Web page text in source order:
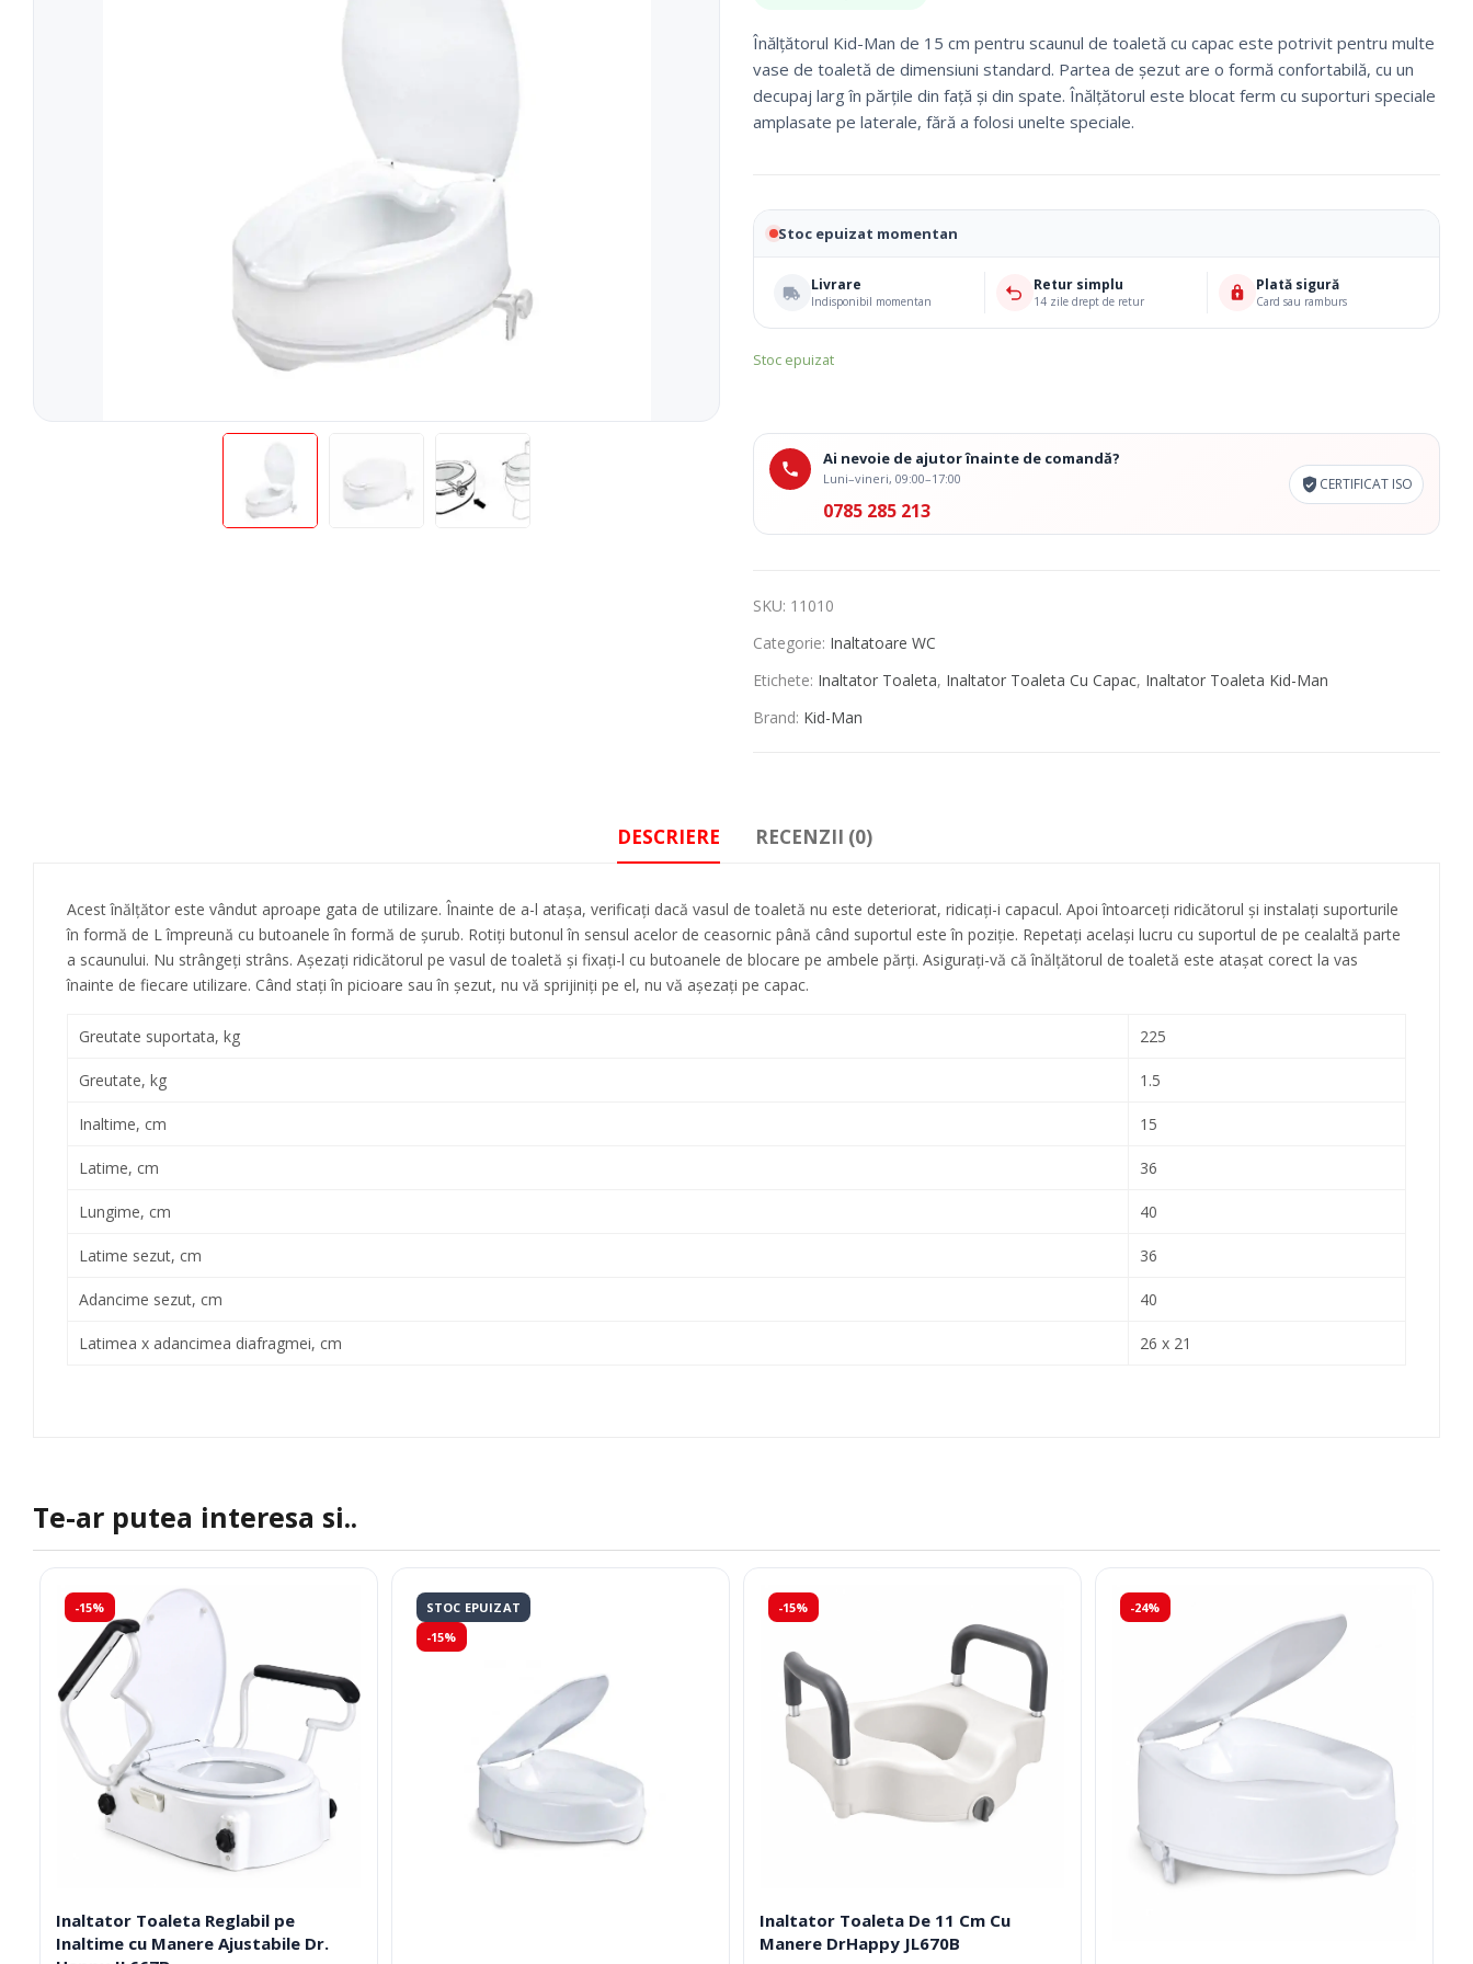
Rampe
Accesorii Dispozitive
Echipamente Pentru Cabinet/Salon Recuperare Si Reabilitare Medicala Mobilier Cabinete Medicale
Produse Pentru Mama Si Bebe Consumabile Medicale
Teste Rapide De Autotestare Resigilate
fost:
200,00 lei.
179,00 lei.
Înălțătorul Kid-Man de 15 cm pentru scaunul de toaletă cu capac este potrivit pentru multe
vase de toaletă de dimensiuni standard. Partea de șezut are o formă confortabilă, cu un
decupaj larg în părțile din față și din spate. Înălțătorul este blocat ferm cu suporturi speciale
amplasate pe laterale, fără a folosi unelte speciale.
Stoc epuizat momentan
Livrare
Indisponibil momentan
Retur simplu
14 zile drept de retur
Plată sigură
Card sau ramburs
Stoc epuizat
Ai nevoie de ajutor înainte de comandă?
Luni–vineri, 09:00–17:00
0785 285 213
CERTIFICAT ISO
SKU: 11010
Categorie: Inaltatoare WC
Etichete: Inaltator Toaleta, Inaltator Toaleta Cu Capac, Inaltator Toaleta Kid-Man
Brand: Kid-Man
DESCRIERE RECENZII (0)
Acest înălțător este vândut aproape gata de utilizare. Înainte de a-l atașa, verificați dacă vasul de toaletă nu este deteriorat, ridicați-i capacul. Apoi întoarceți ridicătorul și instalați suporturile
în formă de L împreună cu butoanele în formă de șurub. Rotiți butonul în sensul acelor de ceasornic până când suportul este în poziție. Repetați același lucru cu suportul de pe cealaltă parte
a scaunului. Nu strângeți strâns. Așezați ridicătorul pe vasul de toaletă și fixați-l cu butoanele de blocare pe ambele părți. Asigurați-vă că înălțătorul de toaletă este atașat corect la vas
înainte de fiecare utilizare. Când stați în picioare sau în șezut, nu vă sprijiniți pe el, nu vă așezați pe capac.
Greutate suportata, kg 225
Greutate, kg 1.5
Inaltime, cm 15
Latime, cm 36
Lungime, cm 40
Latime sezut, cm 36
Adancime sezut, cm 40
Latimea x adancimea diafragmei, cm 26 x 21
Te-ar putea interesa si..
-15%
Inaltator Toaleta Reglabil pe
Inaltime cu Manere Ajustabile Dr.
STOC EPUIZAT
-15%
-15%
Inaltator Toaleta De 11 Cm Cu
Manere DrHappy JL670B
-24%